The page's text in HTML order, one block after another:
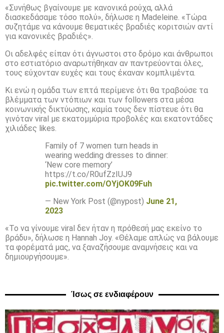
«Συνήθως βγαίνουμε με κανονικά ρούχα, αλλά
διασκεδάσαμε τόσο πολύ», δήλωσε η Madeleine. «Τώρα
συζητάμε να κάνουμε θεματικές βραδιές κοριτσιών αντί
για κανονικές βραδιές».
Οι αδελφές είπαν ότι άγνωστοι στο δρόμο και άνθρωποι
στο εστιατόριο αναρωτήθηκαν αν παντρεύονται όλες,
τους εύχονταν ευχές και τους έκαναν κομπλιμέντα.
Κι ενώ η ομάδα των επτά περίμενε ότι θα τραβούσε τα
βλέμματα των ντόπιων και των followers στα μέσα
κοινωνικής δικτύωσης, καμία τους δεν πίστευε ότι θα
γινόταν viral με εκατομμύρια προβολές και εκατοντάδες
χιλιάδες likes.
Family of 7 women turn heads in
wearing wedding dresses to dinner:
‘New core memory’
https://t.co/R0ufZzIUJ9
pic.twitter.com/OYjOK09Fuh
— New York Post (@nypost) June 21,
2023
«Το να γίνουμε viral δεν ήταν η πρόθεσή μας εκείνο το
βράδυ», δήλωσε η Hannah Joy. «Θέλαμε απλώς να βάλουμε
τα φορέματά μας, να ξαναζήσουμε αναμνήσεις και να
δημιουργήσουμε».
Ίσως σε ενδιαφέρουν